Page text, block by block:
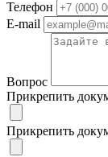
Телефон
E-mail
Вопрос
Прикрепить
Прикрепить